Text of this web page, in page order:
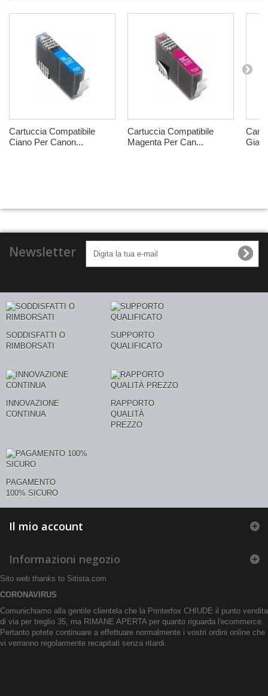
Cartuccia Compatibile
Ciano Per Canon...
Cartuccia Compatibile
Magenta Per Can...
Newsletter
SODDISFATTI O
RIMBORSATI
SUPPORTO
QUALIFICATO
INNOVAZIONE
CONTINUA
RAPPORTO
QUALITÀ
PREZZO
PAGAMENTO
100% SICURO
Il mio account
Informazioni negozio
Sito web thanks to Sitista.com
CORONAVIRUS
Comunichiamo alla gentile clientela che la Printerfox CHIUDE il punto vendita
di via per treglio 35, ma RIMANE APERTA per quanto riguarda l'ecommerce.
Pertanto potete continuare a effettuare normalmente i vostri ordini online che
vi verranno regolarmente recapitati senza ritardi.